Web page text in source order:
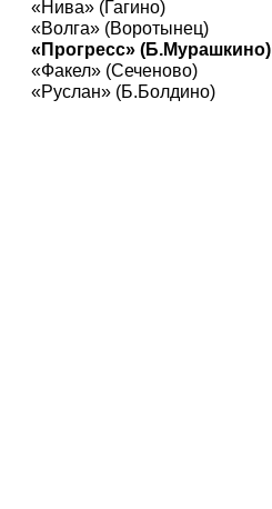
«Нива» (Гагино)
«Волга» (Воротынец)
«Прогресс» (Б.Мурашкино)
«Факел» (Сеченово)
«Руслан» (Б.Болдино)